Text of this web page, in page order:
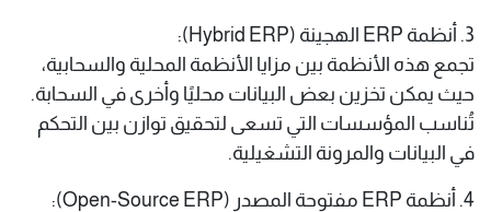
3. أنظمة ERP الهجينة (Hybrid ERP):
تجمع هذه الأنظمة بين مزايا الأنظمة المحلية والسحابية،
حيث يمكن تخزين بعض البيانات محليًا وأخرى في السحابة.
تُناسب المؤسسات التي تسعى لتحقيق توازن بين التحكم
في البيانات والمرونة التشغيلية.
4. أنظمة ERP مفتوحة المصدر (Open-Source ERP):